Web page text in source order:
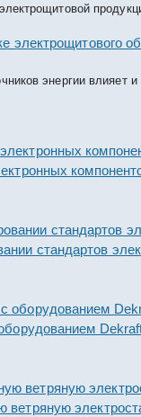
электрощитового
энергии влияет
стандартов